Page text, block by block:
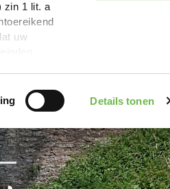
zin 1 lit. a
uw
Details tonen